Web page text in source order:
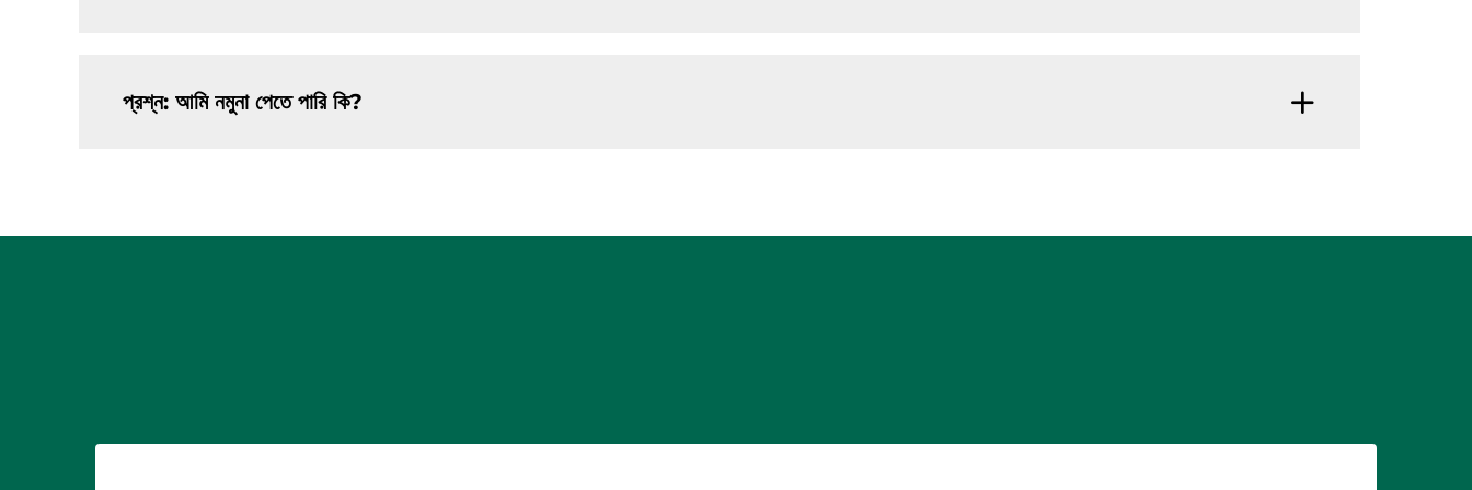
প্রশ্ন: আমি নমুনা পেতে পারি কি?